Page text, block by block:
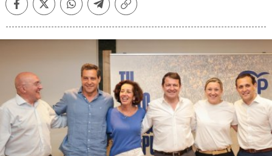
FacebookTwitterWhatsappTelegramCopiar